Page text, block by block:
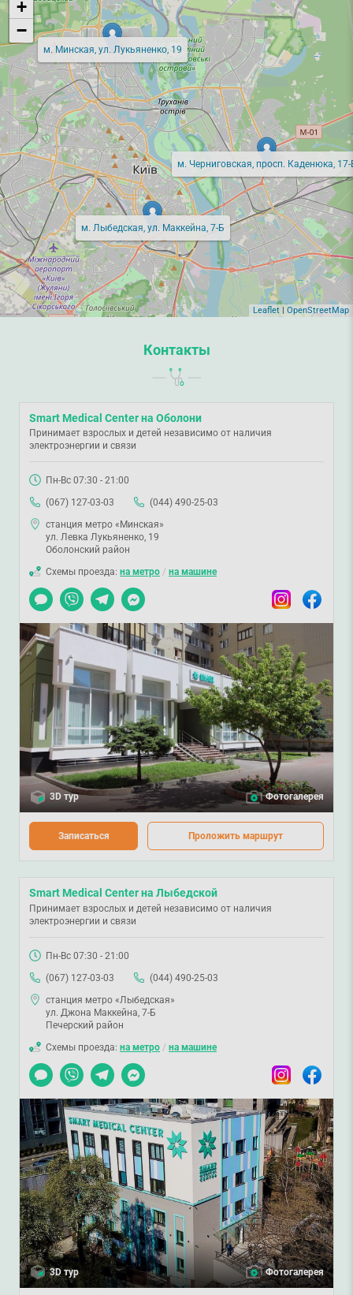
м. Минская, ул. Лукьяненко, 19
м. Лыбедская, ул. Маккейна, 7-Б
м. Черниговская, просп. Каденюка, 17-
+
−
Leaflet| OpenStreetMap
Контакты
Smart Medical Center на Оболони
Принимает взрослых и детей независимо от наличия
электроэнергии и связи
Пн-Вс 07:30 - 21:00
(067) 127-03-03
(044) 490-25-03
станция метро «Минская»
ул. Левка Лукьяненко, 19
Оболонский район
Схемы проезда: на метро / на машине
Чат
Viber TelegramMessenger InstagramFacebook
3D тур Фотогалерея
Записаться Проложить маршрут
Smart Medical Center на Лыбедской
Принимает взрослых и детей независимо от наличия
электроэнергии и связи
Пн-Вс 07:30 - 21:00
(067) 127-03-03
(044) 490-25-03
станция метро «Лыбедская»
ул. Джона Маккейна, 7-Б
Печерский район
Схемы проезда: на метро / на машине
Чат
Viber TelegramMessenger InstagramFacebook
3D тур Фотогалерея